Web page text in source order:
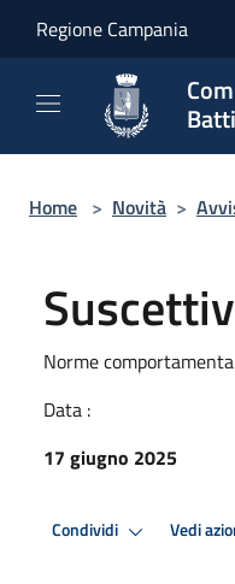
Regione Campania
Home > Novità >
Norme
Data :
17 giugno 2025
Condividi Vedi